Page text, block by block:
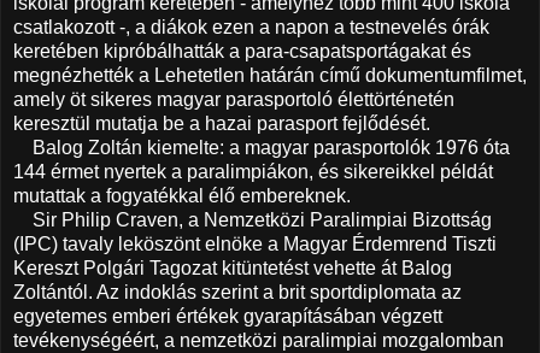
csatlakozott -, a diákok ezen a napon a testnevelés órák
keretében kipróbálhatták a para-csapatsportágakat és
megnézhették a Lehetetlen határán című dokumentumfilmet,
amely öt sikeres magyar parasportoló élettörténetén
keresztül mutatja be a hazai parasport fejlődését.
Balog Zoltán kiemelte: a magyar parasportolók 1976 óta
144 érmet nyertek a paralimpiákon, és sikereikkel példát
mutattak a fogyatékkal élő embereknek.
Sir Philip Craven, a Nemzetközi Paralimpiai Bizottság
(IPC) tavaly leköszönt elnöke a Magyar Érdemrend Tiszti
Kereszt Polgári Tagozat kitüntetést vehette át Balog
Zoltántól. Az indoklás szerint a brit sportdiplomata az
egyetemes emberi értékek gyarapításában végzett
tevékenységéért, a nemzetközi paralimpiai mozgalomban